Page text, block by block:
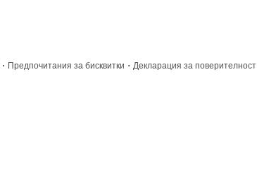
· Предпочитания за бисквитки · Декларация за поверителност